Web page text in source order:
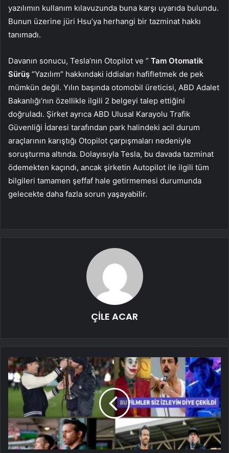
yazılımın kullanım kılavuzunda buna karşı uyarıda bulundu.
Bunun üzerine jüri Hsu’ya herhangi bir tazminat hakkı
tanımadı.
Davanın sonucu, Tesla’nın Otopilot ve ” Tam Otomatik
Sürüş “Yazılım” hakkındaki iddiaları hafifletmek de pek
mümkün değil. Yılın başında otomobil üreticisi, ABD Adalet
Bakanlığı’nın özellikle ilgili 2 belgeyi talep ettiğini
doğruladı. Şirket ayrıca ABD Ulusal Karayolu Trafik
Güvenliği İdaresi tarafından park halindeki acil durum
araçlarının karıştığı Otopilot çarpışmaları nedeniyle
soruşturma altında. Dolayısıyla Tesla, bu davada tazminat
ödemekten kaçındı, ancak şirketin Autopilot ile ilgili tüm
bilgileri tamamen şeffaf hale getirmemesi durumunda
gelecekte daha fazla sorun yaşayabilir.
ÇİLE ACAR